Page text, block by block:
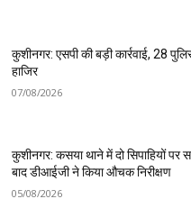
कुशीनगर: एसपी की बड़ी कार्रवाई, 28
हाजिर
07/08/2026
कुशीनगर: कसया थाने में दो सिपाहियों पर
बाद डीआईजी ने किया औचक निरीक्षण
05/08/2026